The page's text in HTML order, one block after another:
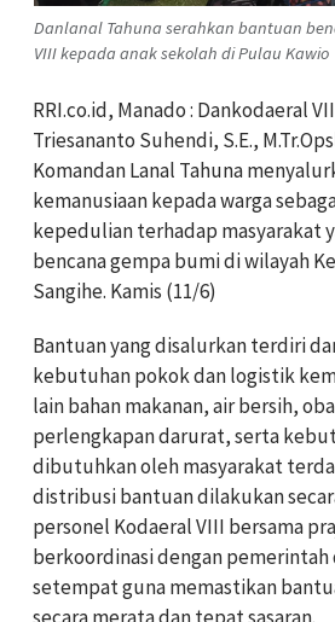
Danlanal Tahuna serahkan bantuan
VIII kepada anak sekolah di Pulau Kawio
RRI.co.id, Manado : Dankodaeral
Triesananto Suhendi, S.E.,
Komandan Lanal Tahuna
kemanusiaan kepada warga
kepedulian terhadap masyarakat
bencana gempa bumi di wilayah
Sangihe. Kamis (11/6)
Bantuan yang disalurkan terdiri
kebutuhan pokok dan logistik
lain bahan makanan, air bersih,
perlengkapan darurat, serta
dibutuhkan oleh masyarakat
distribusi bantuan dilakukan
personel Kodaeral VIII bersama
berkoordinasi dengan pemerintah
setempat guna memastikan
secara merata dan tepat sasaran.